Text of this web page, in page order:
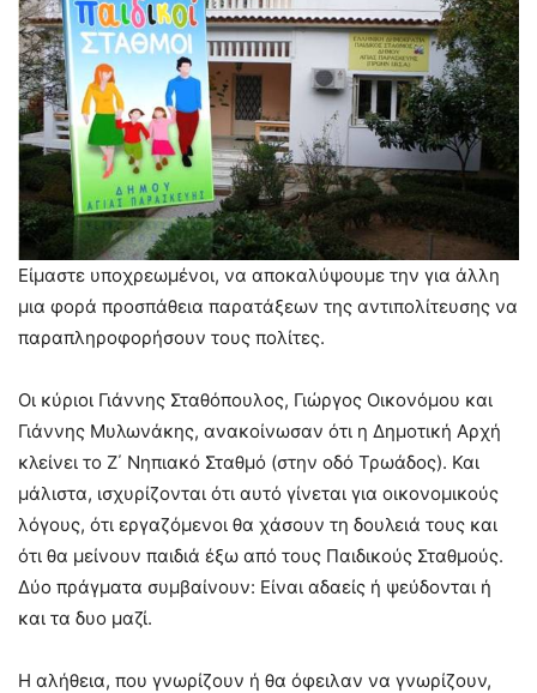
Είμαστε υποχρεωμένοι, να αποκαλύψουμε την για άλλη
μια φορά προσπάθεια παρατάξεων της αντιπολίτευσης να
παραπληροφορήσουν τους πολίτες.
Οι κύριοι Γιάννης Σταθόπουλος, Γιώργος Οικονόμου και
Γιάννης Μυλωνάκης, ανακοίνωσαν ότι η Δημοτική Αρχή
κλείνει το Ζ΄ Νηπιακό Σταθμό (στην οδό Τρωάδος). Και
μάλιστα, ισχυρίζονται ότι αυτό γίνεται για οικονομικούς
λόγους, ότι εργαζόμενοι θα χάσουν τη δουλειά τους και
ότι θα μείνουν παιδιά έξω από τους Παιδικούς Σταθμούς.
Δύο πράγματα συμβαίνουν: Είναι αδαείς ή ψεύδονται ή
και τα δυο μαζί.
Η αλήθεια, που γνωρίζουν ή θα όφειλαν να γνωρίζουν,